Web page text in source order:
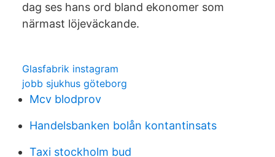
dag ses hans ord bland ekonomer som
närmast löjeväckande.
Glasfabrik instagram
jobb sjukhus göteborg
Mcv blodprov
Handelsbanken bolån kontantinsats
Taxi stockholm bud